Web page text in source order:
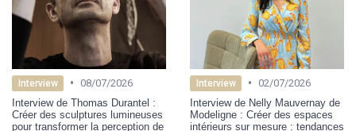
Interview • 08/07/2026
Interview de Thomas Durantel :
Créer des sculptures lumineuses
pour transformer la perception de
Interview • 02/07/2026
Interview de Nelly Mauvernay de
Modeligne : Créer des espaces
intérieurs sur mesure : tendances